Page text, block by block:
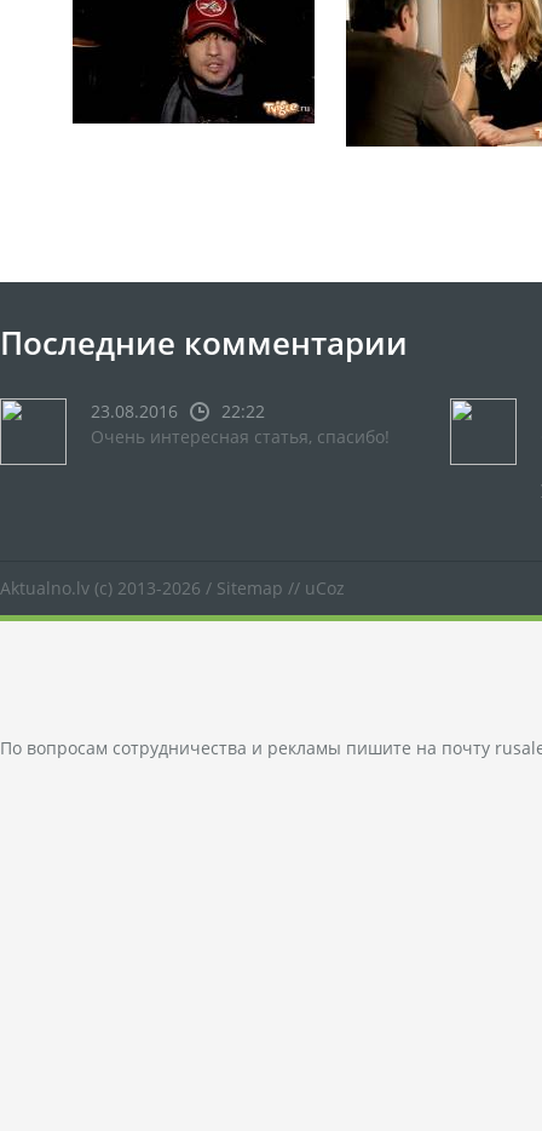
Последние комментарии
23.08.2016
22:22
Очень интересная статья, спасибо!
Aktualno.lv (c) 2013-2026 / Sitemap // uCoz
По вопросам сотрудничества и рекламы пишите на почту